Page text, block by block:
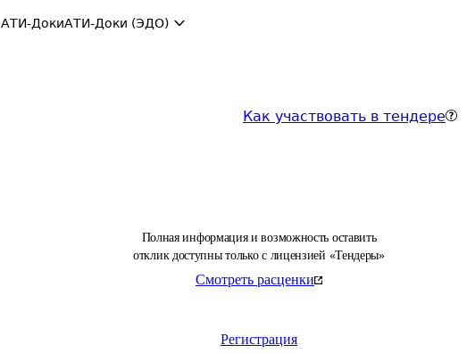
АТИ-ДокиАТИ-Доки (ЭДО)
Как участвовать в тендере
Полная информация и возможность оставить
отклик доступны только с лицензией «Тендеры»
Смотреть расценки
Регистрация